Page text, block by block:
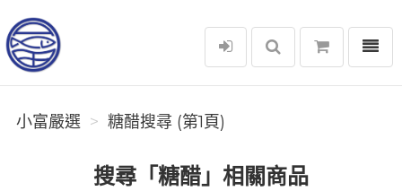
小富嚴選
選單
小富嚴選 糖醋搜尋 (第1頁)
搜尋「糖醋」相關商品